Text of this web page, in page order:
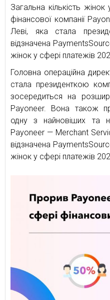
Загальна кількість
фінансової компанії
Леві, яка стала
відзначена
жінок у сфері платежів
Головна операційна
стала президенткою
зосередиться на
Payoneer. Вона також
одну з найновіших та
Payoneer — Merchant
відзначена
жінок у сфері платежів